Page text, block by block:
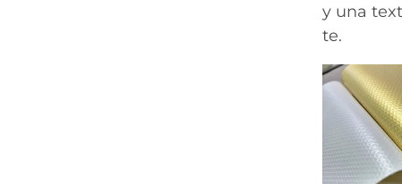
y una
te.